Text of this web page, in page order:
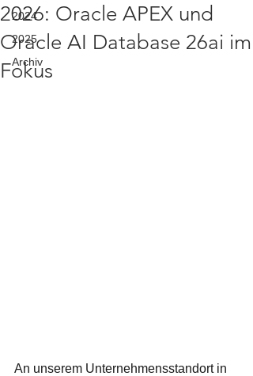
2024
2025
Archiv
2026: Oracle APEX und
Oracle AI Database 26ai im
Fokus
An unserem Unternehmensstandort in